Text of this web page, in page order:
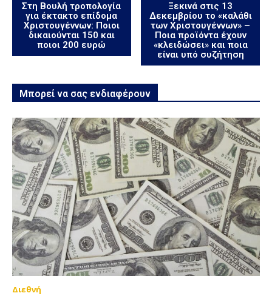
Στη Βουλή τροπολογία
για έκτακτο επίδομα
Χριστουγέννων: Ποιοι
δικαιούνται 150 και
ποιοι 200 ευρώ
Ξεκινά στις 13
Δεκεμβρίου το «καλάθι
των Χριστουγέννων» –
Ποια προϊόντα έχουν
«κλειδώσει» και ποια
είναι υπό συζήτηση
Μπορεί να σας ενδιαφέρουν
Διεθνή